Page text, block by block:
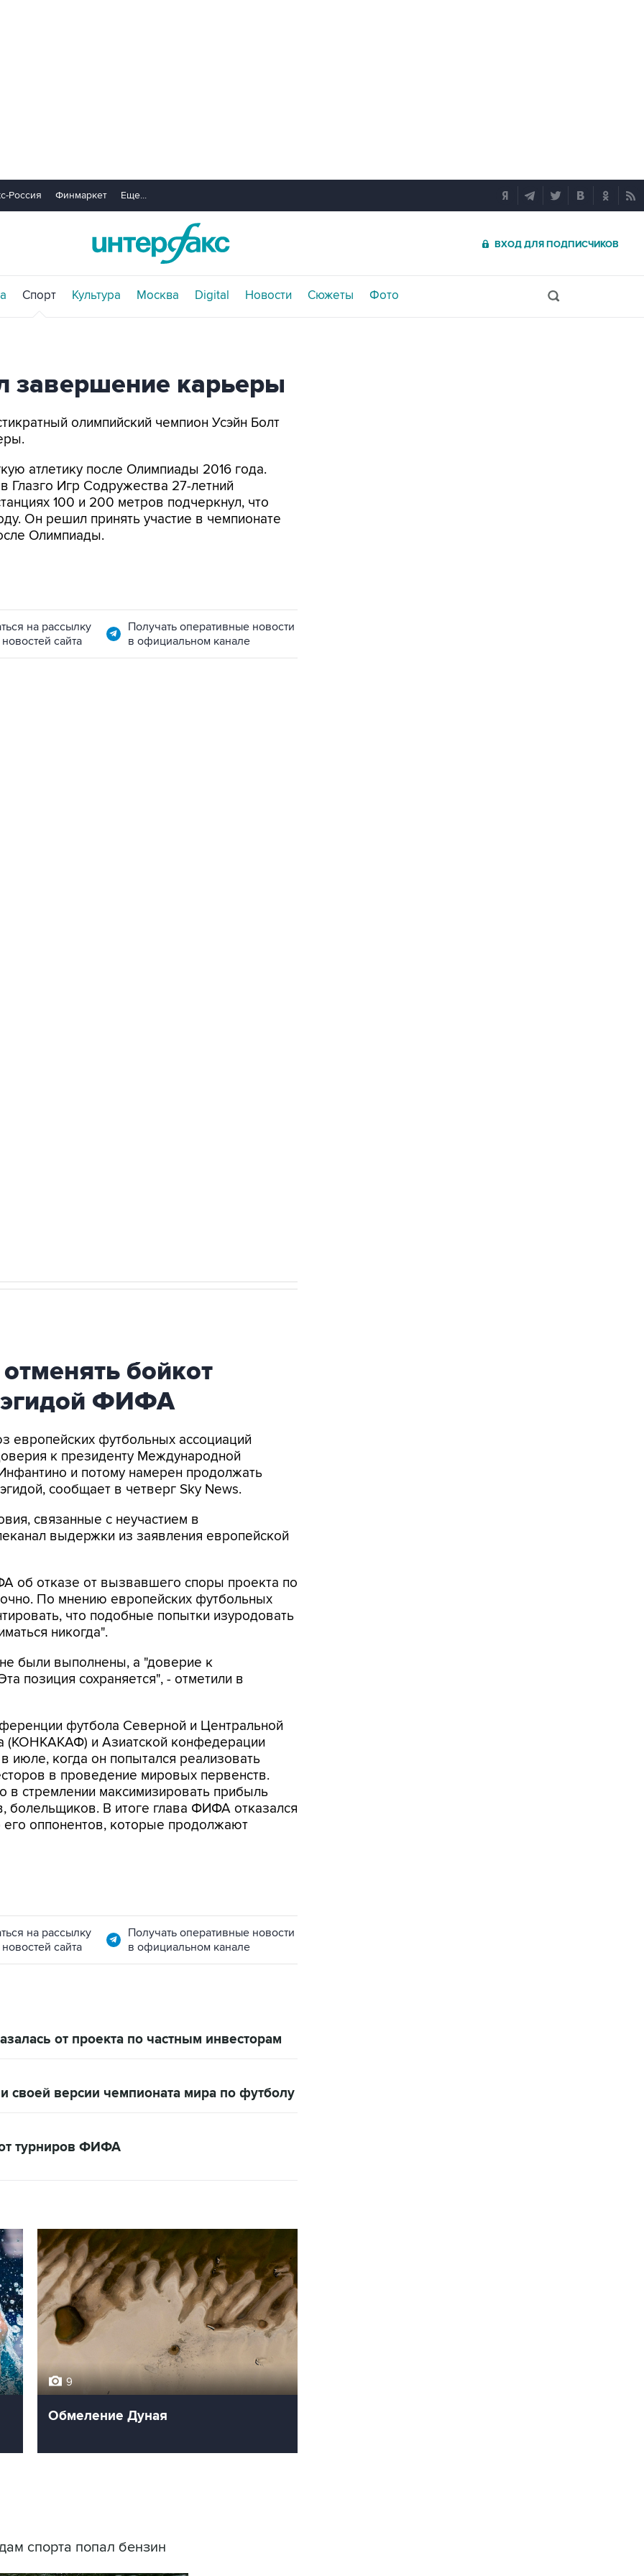
Россия Финмаркет Еще...
ВХОД ДЛЯ ПОДПИСЧИКОВ
Спорт Культура Москва Digital Новости Сюжеты Фото
завершение карьеры
олимпийский чемпион Усэйн Болт
атлетику после Олимпиады 2016 года.
Глазго Игр Содружества 27-летний
100 и 200 метров подчеркнул, что
Он решил принять участие в чемпионате
Олимпиады.
на рассылку
сайта
Получать оперативные новости
в официальном канале
бойкот
эгидой ФИФА
европейских футбольных ассоциаций
к президенту Международной
и потому намерен продолжать
сообщает в четверг Sky News.
связанные с неучастием в
выдержки из заявления европейской
об отказе от вызвавшего споры проекта по
По мнению европейских футбольных
что подобные попытки изуродовать
никогда".
были выполнены, а "доверие к
позиция сохраняется", - отметили в
футбола Северной и Центральной
(КОНКАКАФ) и Азиатской конфедерации
июле, когда он попытался реализовать
в проведение мировых первенств.
в стремлении максимизировать прибыль
болельщиков. В итоге глава ФИФА отказался
его оппонентов, которые продолжают
на рассылку
сайта
Получать оперативные новости
в официальном канале
от проекта по частным инвесторам
своей версии чемпионата мира по футболу
турниров ФИФА
9
Обмеление Дуная
спорта попал бензин